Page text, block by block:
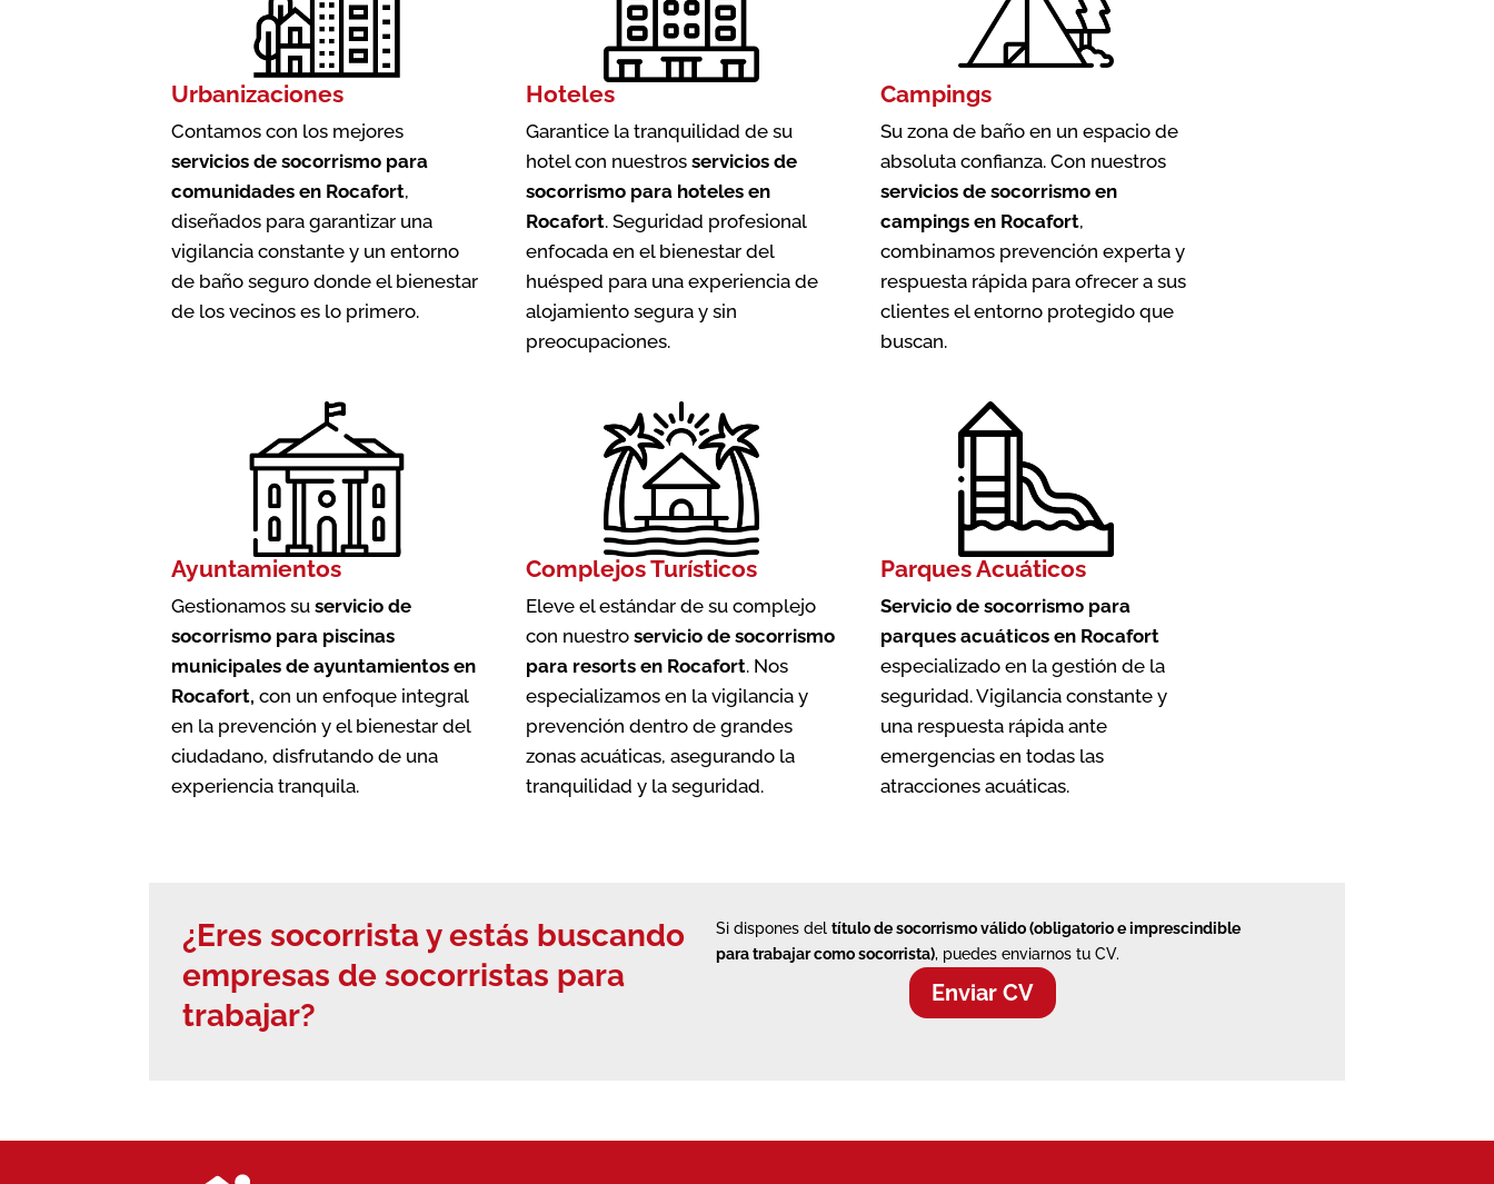
Urbanizaciones
Contamos con los mejores
servicios de socorrismo para
comunidades en Rocafort,
diseñados para garantizar una
vigilancia constante y un entorno
de baño seguro donde el bienestar
de los vecinos es lo primero.
Hoteles
Garantice la tranquilidad de su
hotel con nuestrosservicios de
socorrismo para hoteles en
Rocafort. Seguridad profesional
enfocada en el bienestar del
huésped para una experiencia de
alojamiento segura y sin
preocupaciones.
Campings
Su zona de baño en un espacio de
absoluta confianza. Con nuestros
servicios de socorrismo en
campings en Rocafort,
combinamos prevención experta y
respuesta rápida para ofrecer a sus
clientes el entorno protegido que
buscan.
Ayuntamientos
Gestionamos suservicio de
socorrismo para piscinas
municipales de ayuntamientos en
Rocafort, con un enfoque integral
en la prevención y el bienestar del
ciudadano, disfrutando de una
experiencia tranquila.
Complejos Turísticos
Eleve el estándar de su complejo
con nuestroservicio de socorrismo
para resorts en Rocafort. Nos
especializamos en la vigilancia y
prevención dentro de grandes
zonas acuáticas, asegurando la
tranquilidad y la seguridad.
Parques Acuáticos
Servicio de socorrismo para
parques acuáticos en Rocafort
especializado en la gestión de la
seguridad. Vigilancia constante y
una respuesta rápida ante
emergencias en todas las
atracciones acuáticas.
¿Eres socorrista y estás buscando
empresas de socorristas para
trabajar?
Si dispones deltítulo de socorrismo válido (obligatorio e imprescindible
para trabajar como socorrista), puedes enviarnos tu CV.
Enviar CV